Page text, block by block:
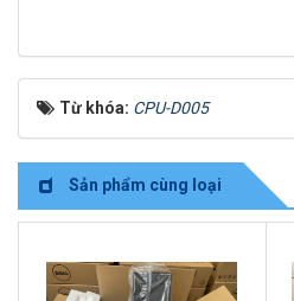
Từ khóa: CPU-D005
Sản phẩm cùng loại